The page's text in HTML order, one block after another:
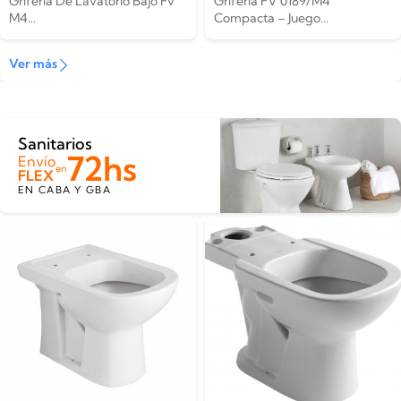
M4...
Compacta – Juego...
Ver más
Sanitarios
Envío
FLEXen72hs
EN CABA Y GBA